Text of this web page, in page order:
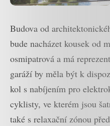
Budova od
bude nacházet kousek od
osmipatrová a má
garáží by měla být k
kol s nabíjením pro
cyklisty, ve kterém jsou
také s relaxační zónou